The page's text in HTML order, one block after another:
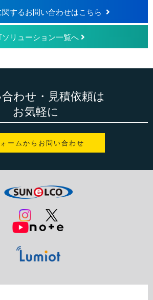
するお問い合わせはこちら
ソリューション一覧へ
わせ・見積依頼は
お気軽に
ームからお問い合わせ